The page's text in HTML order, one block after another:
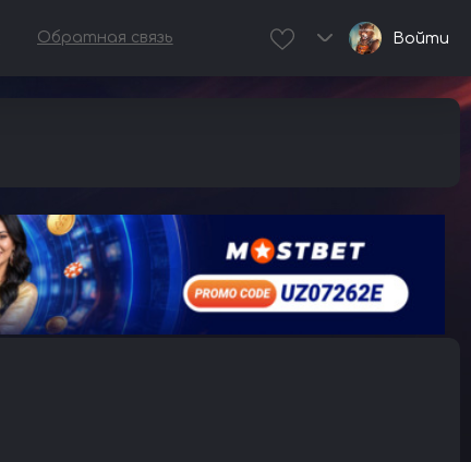
Обратная связь Войти